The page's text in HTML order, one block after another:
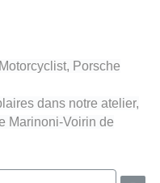
Porsche
dans notre atelier,
Marinoni-Voirin de